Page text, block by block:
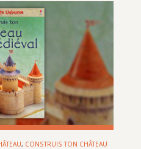
, CONSTRUIS TON CHÂTEAU